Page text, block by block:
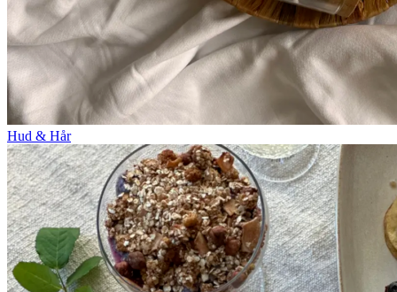
Hud & Hår